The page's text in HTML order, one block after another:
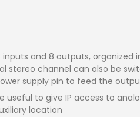
inputs and 8 outputs,
stereo channel can also be
supply pin to feed the
useful to give IP access to
location